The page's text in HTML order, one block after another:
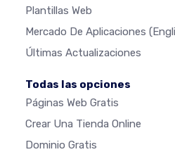
Plantillas Web
Mercado De Aplicaciones
Últimas Actualizaciones
Todas las opciones
Páginas Web Gratis
Crear Una Tienda Online
Dominio Gratis